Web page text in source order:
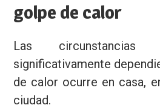
golpe de calor
Las circunstancias
significativamente
de calor ocurre en casa,
ciudad.